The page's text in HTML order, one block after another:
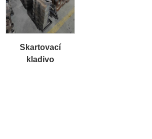
Skartovací
kladivo